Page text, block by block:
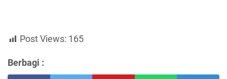
Post Views: 165
Berbagi :